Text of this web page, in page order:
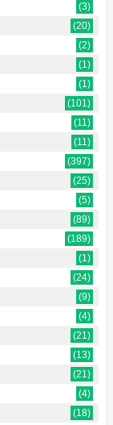
(3)
(20)
(2)
(1)
(1)
(101)
(11)
(11)
(397)
(25)
(5)
(89)
(189)
(1)
(24)
(9)
(4)
(21)
(13)
(21)
(4)
(18)